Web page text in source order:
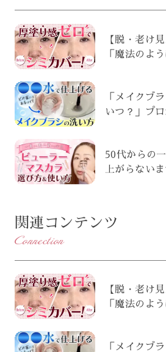
【脱・老け
「魔法のよ
「メイクブ
いつ？」プ
50代からの
上がらない
関連コンテンツ
Connection
【脱・老け
「魔法のよ
「メイクブ